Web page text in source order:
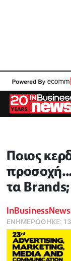
Ποιος
τα Brands;
InBusinessNews
ΕΝΗΜΕΡΏΘΗΚΕ: